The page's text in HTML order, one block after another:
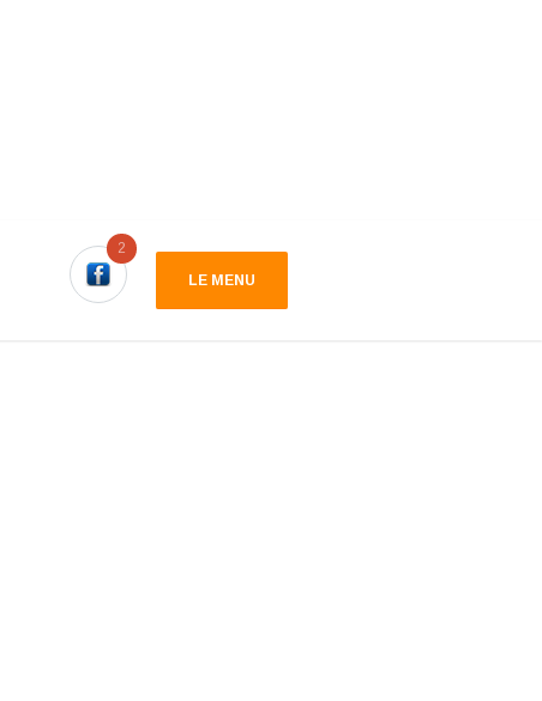
2
LE MENU